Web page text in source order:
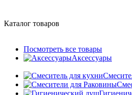
Каталог товаров
Посмотреть все товары
Аксессуары